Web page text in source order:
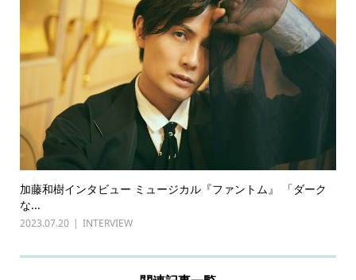
加藤和樹インタビュー ミュージカル『ファントム』 「ダーク
な...
2023.07.20 INTERVIEW